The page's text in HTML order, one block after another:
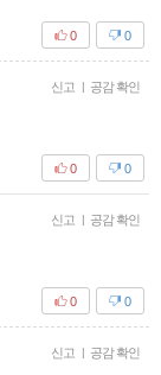
0
0
신고 | 공감 확인
0
0
신고 | 공감 확인
0
0
신고 | 공감 확인